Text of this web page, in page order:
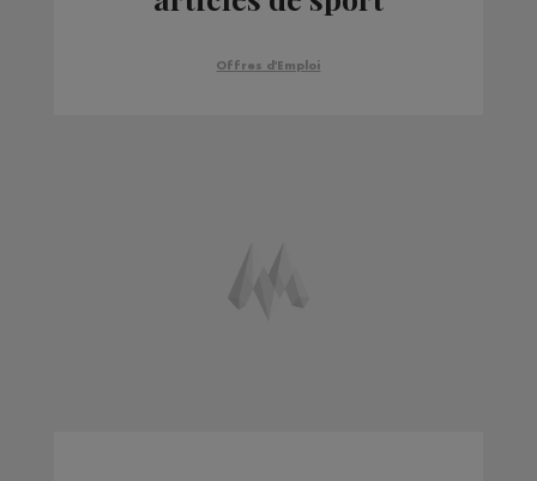
Offres d'Emploi